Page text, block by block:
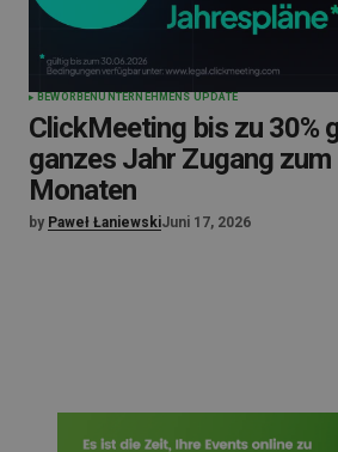
BEWORBENUNTERNEHMENS UPDATE
ClickMeeting bis zu 30%
ganzes Jahr Zugang
Monaten
by Paweł ŁaniewskiJuni 17, 2026